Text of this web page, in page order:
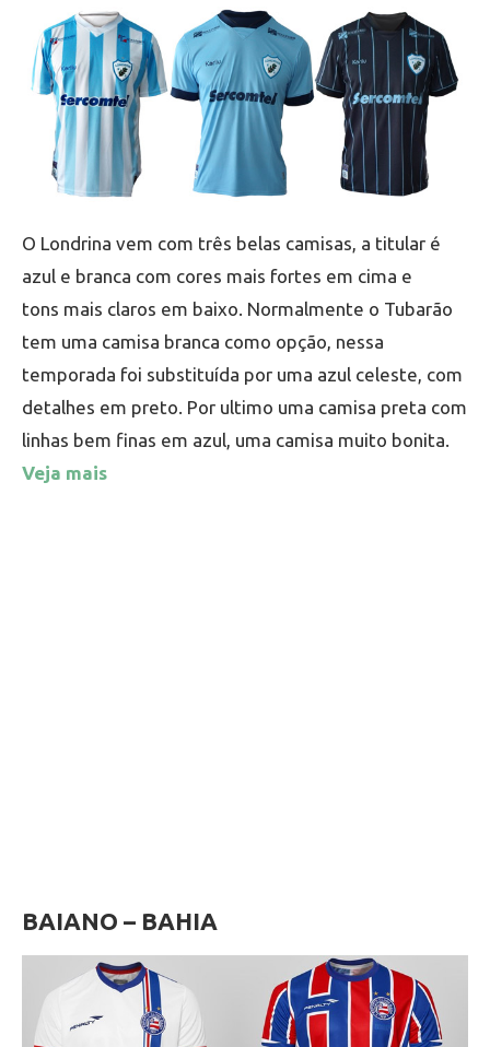
O Londrina vem com três belas camisas, a titular é
azul e branca com cores mais fortes em cima e
tons mais claros em baixo. Normalmente o Tubarão
tem uma camisa branca como opção, nessa
temporada foi substituída por uma azul celeste, com
detalhes em preto. Por ultimo uma camisa preta com
linhas bem finas em azul, uma camisa muito bonita.
Veja mais
BAIANO – BAHIA